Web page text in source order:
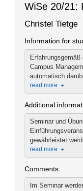
WiSe 20/21:
Christel Tietge
Information for
Campus
automatisch
read more
Additional
Seminar und
gewährleistet
read more
Comments
Im Seminar